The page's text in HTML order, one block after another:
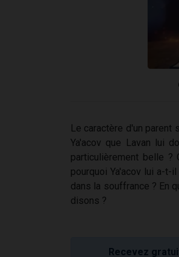
Le caractère d'un
Ya'acov que Lavan lui
particulièrement belle ?
pourquoi Ya'acov lui a-t-
dans la souffrance ? En
disons ?
Recevez